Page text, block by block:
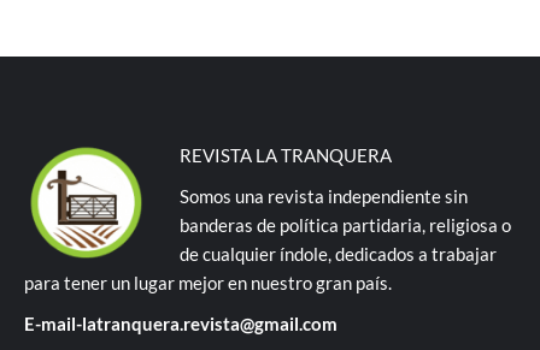
REVISTA LA TRANQUERA
Somos una revista independiente sin
banderas de política partidaria, religiosa o
de cualquier índole, dedicados a trabajar
para tener un lugar mejor en nuestro gran país.
E-mail-latranquera.revista@gmail.com